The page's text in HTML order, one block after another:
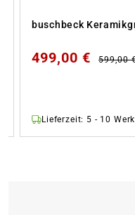
buschbeck
499,00 € 599,00
Lieferzeit: 5 - 10